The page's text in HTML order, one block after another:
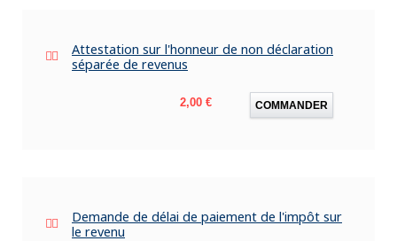
Attestation sur l'honneur de non déclaration
séparée de revenus
Prix
2,00 € COMMANDER
Demande de délai de paiement de l'impôt sur
le revenu